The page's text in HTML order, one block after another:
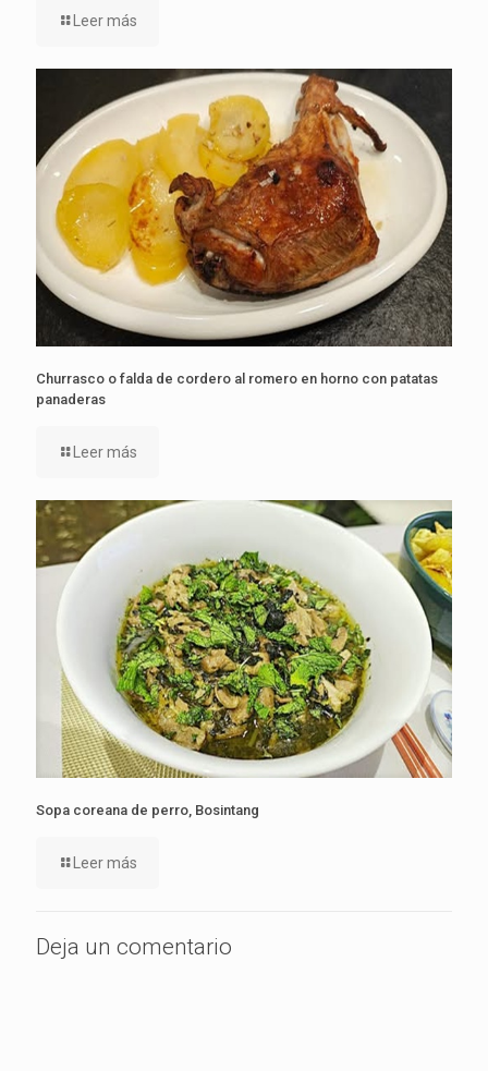
Leer más
Churrasco o falda de cordero al romero en horno con patatas
panaderas
Leer más
Sopa coreana de perro, Bosintang
Leer más
Deja un comentario